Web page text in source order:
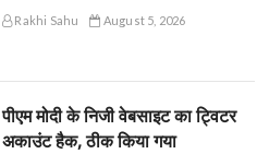
Rakhi Sahu August 5, 2026
पीएम मोदी के निजी वेबसाइट का ट्विटर
अकाउंट हैक, ठीक किया गया